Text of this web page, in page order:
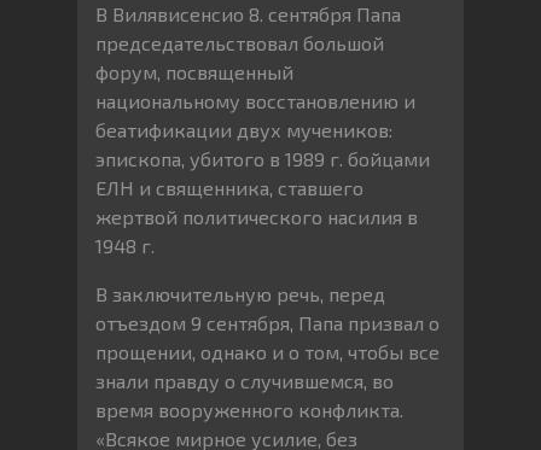
В Вилявисенсио 8. сентября Папа
председательствовал большой
форум, посвященный
национальному восстановлению и
беатификации двух мучеников:
эпископа, убитого в 1989 г. бойцами
ЕЛН и священника, ставшего
жертвой политического насилия в
1948 г.
В заключительную речь, перед
отъездом 9 сентября, Папа призвал о
прощении, однако и о том, чтобы все
знали правду о случившемся, во
время вооруженного конфликта.
«Всякое мирное усилие, без